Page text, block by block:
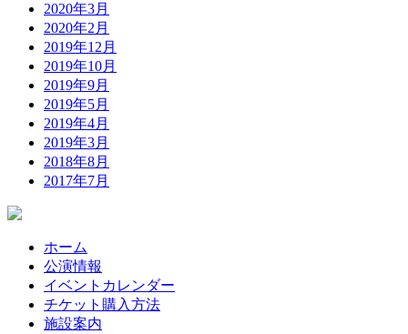
2020年3月
2020年2月
2019年12月
2019年10月
2019年9月
2019年5月
2019年4月
2019年3月
2018年8月
2017年7月
ホーム
公演情報
イベントカレンダー
チケット購入方法
施設案内